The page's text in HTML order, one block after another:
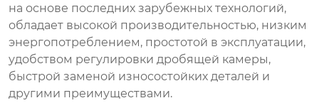
на основе последних зарубежных технологий,
обладает высокой производительностью, низким
энергопотреблением, простотой в эксплуатации,
удобством регулировки дробящей камеры,
быстрой заменой износостойких деталей и
другими преимуществами.